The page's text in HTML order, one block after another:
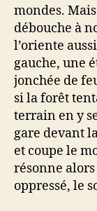
mondes.
débouche à
l’oriente
gauche, une
jonchée de
si la forêt
terrain en y
gare devant
et coupe le
résonne
oppressé, le